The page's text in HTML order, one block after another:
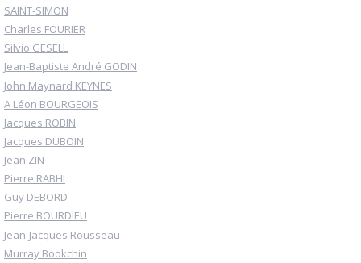
SAINT-SIMON
Charles FOURIER
Silvio GESELL
Jean-Baptiste André GODIN
John Maynard KEYNES
A Léon BOURGEOIS
Jacques ROBIN
Jacques DUBOIN
Jean ZIN
Pierre RABHI
Guy DEBORD
Pierre BOURDIEU
Jean-Jacques Rousseau
Murray Bookchin